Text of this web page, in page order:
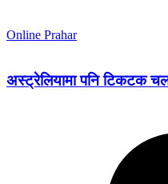
Online Prahar
अस्ट्रेलियामा पनि टिकटक